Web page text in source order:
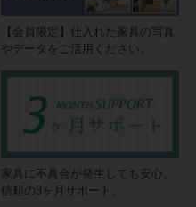
【会員限定】仕入れた家具の写真
やデータをご活用ください。
家具に不具合が発生しても安心。
信頼の3ヶ月サポート。